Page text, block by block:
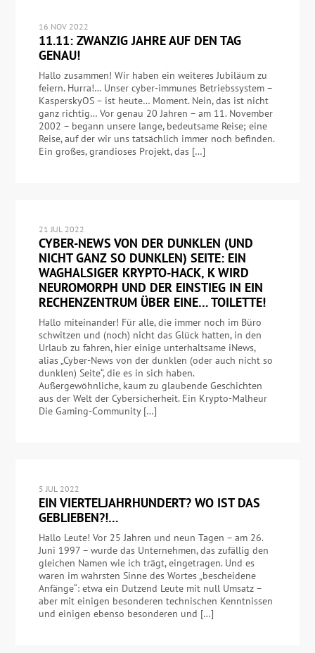
16 NOV 2022
11.11: ZWANZIG JAHRE AUF DEN TAG
GENAU!
Hallo zusammen! Wir haben ein weiteres Jubiläum zu
feiern. Hurra!… Unser cyber-immunes Betriebssystem –
KasperskyOS – ist heute… Moment. Nein, das ist nicht
ganz richtig… Vor genau 20 Jahren – am 11. November
2002 – begann unsere lange, bedeutsame Reise; eine
Reise, auf der wir uns tatsächlich immer noch befinden.
Ein großes, grandioses Projekt, das […]
21 JUL 2022
CYBER-NEWS VON DER DUNKLEN (UND
NICHT GANZ SO DUNKLEN) SEITE: EIN
WAGHALSIGER KRYPTO-HACK, K WIRD
NEUROMORPH UND DER EINSTIEG IN EIN
RECHENZENTRUM ÜBER EINE… TOILETTE!
Hallo miteinander! Für alle, die immer noch im Büro
schwitzen und (noch) nicht das Glück hatten, in den
Urlaub zu fahren, hier einige unterhaltsame iNews,
alias „Cyber-News von der dunklen (oder auch nicht so
dunklen) Seite“, die es in sich haben.
Außergewöhnliche, kaum zu glaubende Geschichten
aus der Welt der Cybersicherheit. Ein Krypto-Malheur
Die Gaming-Community […]
5 JUL 2022
EIN VIERTELJAHRHUNDERT? WO IST DAS
GEBLIEBEN?!…
Hallo Leute! Vor 25 Jahren und neun Tagen – am 26.
Juni 1997 – wurde das Unternehmen, das zufällig den
gleichen Namen wie ich trägt, eingetragen. Und es
waren im wahrsten Sinne des Wortes „bescheidene
Anfänge“: etwa ein Dutzend Leute mit null Umsatz –
aber mit einigen besonderen technischen Kenntnissen
und einigen ebenso besonderen und […]